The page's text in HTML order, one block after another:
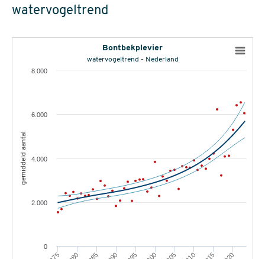
watervogeltrend
gemiddeld aantal
Bontbekplevier
watervogeltrend - Nederland
0
2.000
4.000
6.000
8.000